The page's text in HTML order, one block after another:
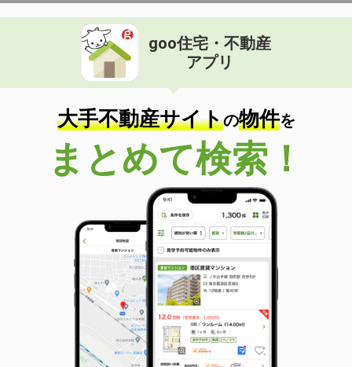
goo住宅・不動産
アプリ
大手不動産サイトの物件を
まとめて検索！